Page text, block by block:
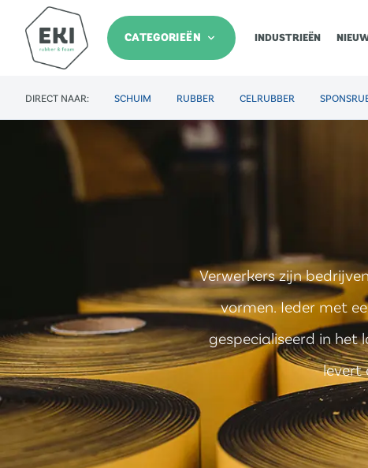
CATEGORIEËN INDUSTRIEËN
DIRECT NAAR: SCHUIM RUBBER CELRUBBER
Verwerkers zijn
vormen. Ieder met
gespecialiseerd in het
levert